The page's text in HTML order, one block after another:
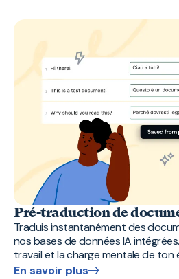
Pré-traduction de
Traduis instantanément des
nos bases de données IA
travail et la charge mentale de ton
En savoir plus